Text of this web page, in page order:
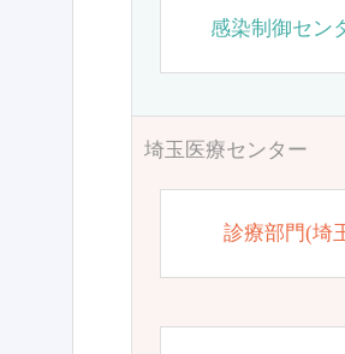
感染制御セン
埼玉医療センター
診療部門(埼